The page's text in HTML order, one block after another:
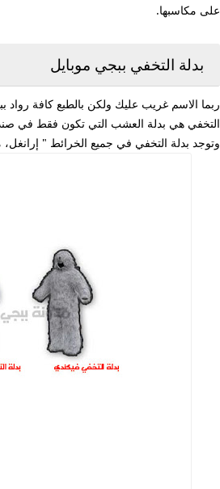
على مكاسبها.
بدلة التخفي ببجي موبايل
ربما الاسم غريب عليك ولكن بالطبع كافة
التخفي هي بدلة العشب التي تكون فقط في
وتوجد بدلة التخفي في جميع الخرائط "